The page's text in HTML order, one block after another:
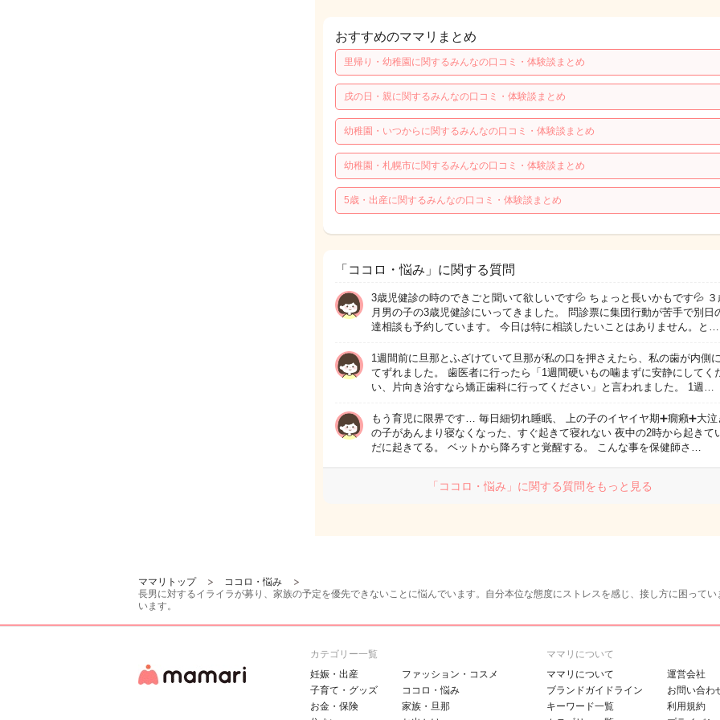
おすすめのママリまとめ
里帰り・幼稚園に関するみんなの口コミ・体験談まとめ
戌の日・親に関するみんなの口コミ・体験談まとめ
幼稚園・いつからに関するみんなの口コミ・体験談まとめ
幼稚園・札幌市に関するみんなの口コミ・体験談まとめ
5歳・出産に関するみんなの口コミ・体験談まとめ
「ココロ・悩み」に関する質問
3歳児健診の時のできごと聞いて欲しいです💦 ちょっと長いかもです💦 ３
月男の子の3歳児健診にいってきました。 問診票に集団行動が苦手で別日
達相談も予約しています。 今日は特に相談したいことはありません。と…
1週間前に旦那とふざけていて旦那が私の口を押さえたら、私の歯が内側
てずれました。 歯医者に行ったら「1週間硬いもの噛まずに安静にしてく
い、片向き治すなら矯正歯科に行ってください」と言われました。 1週…
もう育児に限界です… 毎日細切れ睡眠、 上の子のイヤイヤ期➕癇癪➕大
の子があんまり寝なくなった、すぐ起きて寝れない 夜中の2時から起きて
だに起きてる。 ベットから降ろすと覚醒する。 こんな事を保健師さ…
「ココロ・悩み」に関する質問をもっと見る
ママリトップ
ココロ・悩み
長男に対するイライラが募り、家族の予定を優先できないことに悩んでいます。自分本位な態度にストレスを感じ、接し方に困って
います。
カテゴリー一覧
妊娠・出産
子育て・グッズ
お金・保険
ファッション・コスメ
ココロ・悩み
家族・旦那
ママリについて
ママリについて
ブランドガイドライン
キーワード一覧
運営会社
お問い合わ
利用規約